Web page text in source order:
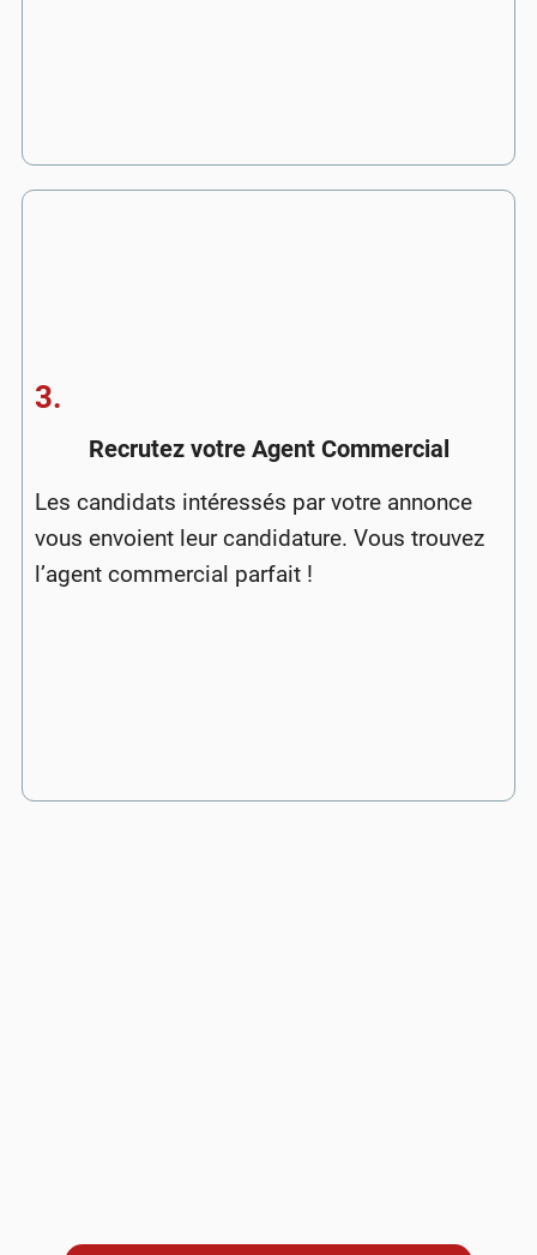
3.
Recrutez votre Agent Commercial
Les candidats intéressés par votre annonce
vous envoient leur candidature. Vous trouvez
l’agent commercial parfait !